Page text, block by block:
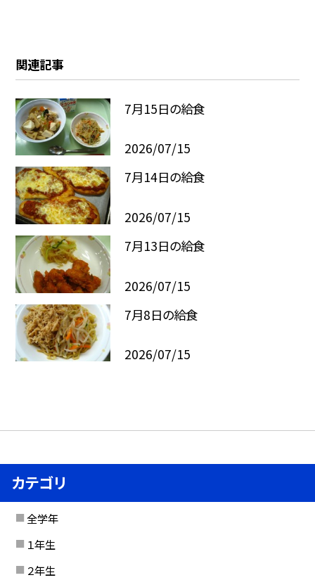
関連記事
7月15日の給食
2026/07/15
7月14日の給食
2026/07/15
7月13日の給食
2026/07/15
7月8日の給食
2026/07/15
カテゴリ
全学年
１年生
２年生